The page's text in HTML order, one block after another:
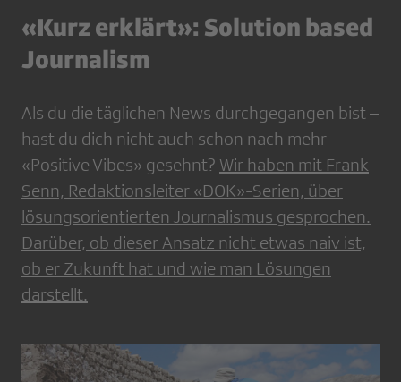
«Kurz erklärt»: Solution based
Journalism
Als du die täglichen News durchgegangen bist –
hast du dich nicht auch schon nach mehr
«Positive Vibes» gesehnt? Wir haben mit Frank
Senn, Redaktionsleiter «DOK»-Serien, über
lösungsorientierten Journalismus gesprochen.
Darüber, ob dieser Ansatz nicht etwas naiv ist,
ob er Zukunft hat und wie man Lösungen
darstellt.